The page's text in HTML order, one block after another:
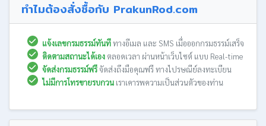
ทำไมต้องสั่งซื้อกับ PrakunRod.com
แจ้งเลขกรมธรรม์ทันทีทางอีเมล และ SMS เมื่อออกกรมธรรม์เสร็จ
ติดตามสถานะได้เอง ตลอดเวลา ผ่านหน้าเว็บไซต์ แบบ Real-time
จัดส่งกรมธรรม์ฟรีจัดส่งถึงมือคุณฟรี ทางไปรษณีย์ลงทะเบียน
ไม่มีการโทรขายรบกวน เราเคารพความเป็นส่วนตัวของท่าน